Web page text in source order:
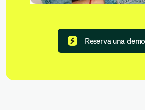
Reserva una demo